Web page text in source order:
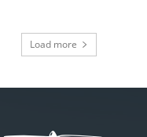
Load more